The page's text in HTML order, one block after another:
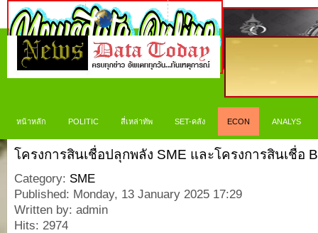
หน้าหลัก POLITIC สี่เหล่าทัพ SET-คลัง ECON ANALYS
โครงการสินเชื่อปลุกพลัง SME และโครงการสินเชื่อ
Category: SME
Published: Monday, 13 January 2025 17:29
Written by: admin
Hits: 2974